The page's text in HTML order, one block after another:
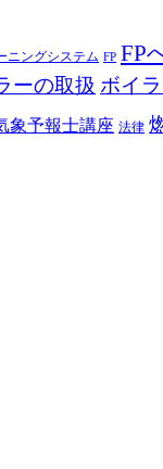
ニングシステム FP FP
ーの取扱 ボイ
象予報士講座 法律